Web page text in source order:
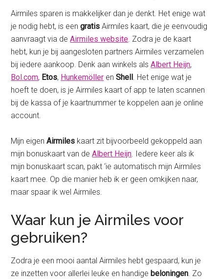
Airmiles sparen is makkelijker dan je denkt. Het enige wat
je nodig hebt, is eengratisAirmiles kaart, die je eenvoudig
aanvraagt via deAirmiles website. Zodra je de kaart
hebt, kun je bij aangesloten partners Airmiles verzamelen
bij iedere aankoop. Denk aan winkels alsAlbert Heijn,
Bol.com, Etos, Hunkemöller enShell. Het enige wat je
hoeft te doen, is je Airmiles kaart of app te laten scannen
bij de kassa of je kaartnummer te koppelen aan je online
account.
Mijn eigenAirmiles kaart zit bijvoorbeeld gekoppeld aan
mijn bonuskaart van deAlbert Heijn. Iedere keer als ik
mijn bonuskaart scan, pakt ‘ie automatisch mijn Airmiles
kaart mee. Op die manier heb ik er geen omkijken naar,
maar spaar ik wel Airmiles.
Waar kun je Airmiles voor
gebruiken?
Zodra je een mooi aantal Airmiles hebt gespaard, kun je
ze inzetten voor allerlei leuke en handigebeloningen. Zo